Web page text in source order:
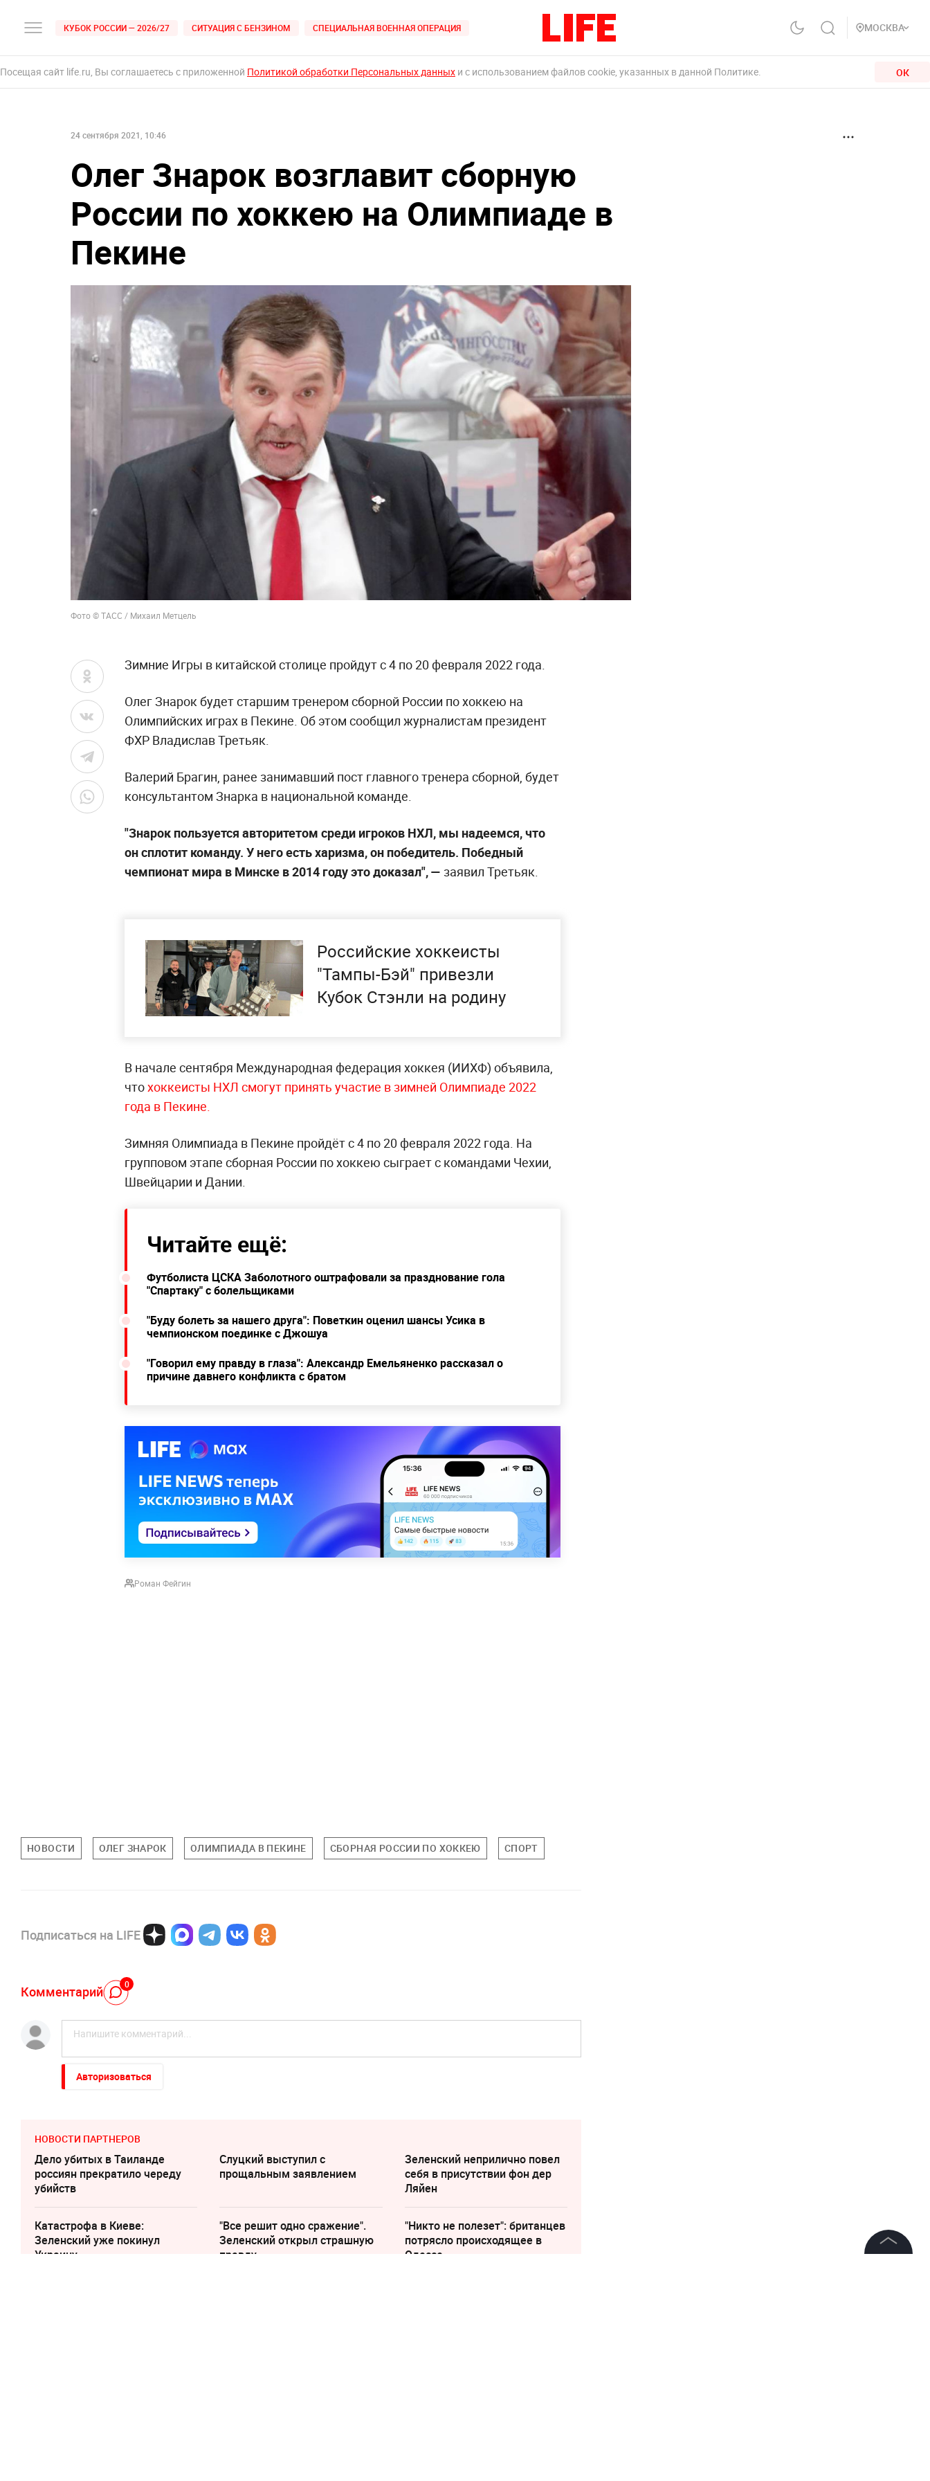
КУБОК РОССИИ — 2026/27 СИТУАЦИЯ С БЕНЗИНОМ СПЕЦИАЛЬНАЯ ВОЕННАЯ ОПЕРАЦИЯ МОСКВА
Посещая сайт life.ru, Вы соглашаетесь с приложенной Политикой обработки Персональных данных и с использованием файлов cookie, указанных в данной Политике. ОК
24 сентября 2021, 10:46
Олег Знарок возглавит сборную
России по хоккею на Олимпиаде в
Пекине
Фото © ТАСС / Михаил Метцель
Зимние Игры в китайской столице пройдут с 4 по 20 февраля 2022 года.
Олег Знарок будет старшим тренером сборной России по хоккею на
Олимпийских играх в Пекине. Об этом сообщил журналистам президент
ФХР Владислав Третьяк.
Валерий Брагин, ранее занимавший пост главного тренера сборной, будет
консультантом Знарка в национальной команде.
"Знарок пользуется авторитетом среди игроков НХЛ, мы надеемся, что
он сплотит команду. У него есть харизма, он победитель. Победный
чемпионат мира в Минске в 2014 году это доказал",— заявил Третьяк.
Российские хоккеисты
"Тампы-Бэй" привезли
Кубок Стэнли на родину
В начале сентября Международная федерация хоккея (ИИХФ) объявила,
чтохоккеисты НХЛ смогут принять участие в зимней Олимпиаде 2022
года в Пекине.
Зимняя Олимпиада в Пекине пройдёт с 4 по 20 февраля 2022 года. На
групповом этапе сборная России по хоккею сыграет с командами Чехии,
Швейцарии и Дании.
Читайте ещё:
Футболиста ЦСКА Заболотного оштрафовали за празднование гола
"Спартаку" с болельщиками
"Буду болеть за нашего друга": Поветкин оценил шансы Усика в
чемпионском поединке с Джошуа
"Говорил ему правду в глаза": Александр Емельяненко рассказал о
причине давнего конфликта с братом
Роман Фейгин
НОВОСТИ ОЛЕГ ЗНАРОК ОЛИМПИАДА В ПЕКИНЕ СБОРНАЯ РОССИИ ПО ХОККЕЮ СПОРТ
Подписаться на LIFE
Комментарий 0
Авторизоваться
НОВОСТИ ПАРТНЕРОВ
Дело убитых в Таиланде
россиян прекратило череду
убийств
Слуцкий выступил с
прощальным заявлением
Зеленский неприлично повел
cебя в присутствии фон дер
Ляйен
Катастрофа в Киеве:
Зеленский уже покинул
Украину
"Все решит одно сражение".
Зеленский открыл страшную
правду
"Никто не полезет": британцев
потрясло происходящее в
Одессе